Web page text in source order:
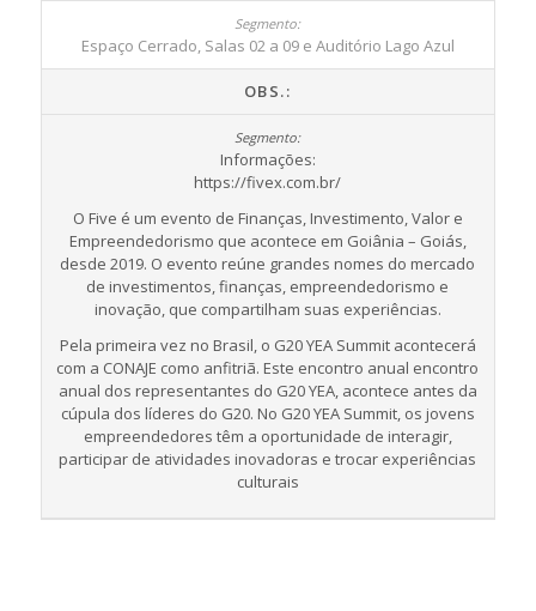
Espaço Cerrado, Salas 02 a 09 e Auditório Lago Azul
OBS.:
Informações:
https://fivex.com.br/
O Five é um evento de Finanças, Investimento, Valor e
Empreendedorismo que acontece em Goiânia – Goiás,
desde 2019. O evento reúne grandes nomes do mercado
de investimentos, finanças, empreendedorismo e
inovação, que compartilham suas experiências.
Pela primeira vez no Brasil, o G20 YEA Summit acontecerá
com a CONAJE como anfitriã. Este encontro anual encontro
anual dos representantes do G20 YEA, acontece antes da
cúpula dos líderes do G20. No G20 YEA Summit, os jovens
empreendedores têm a oportunidade de interagir,
participar de atividades inovadoras e trocar experiências
culturais